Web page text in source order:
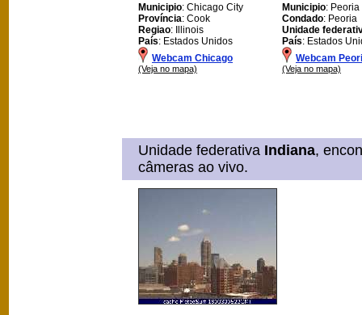
Municipio: Chicago City
Província: Cook
Regiao: Illinois
País: Estados Unidos
Webcam Chicago
(Veja no mapa)
Municipio: Peoria
Condado: Peoria
Unidade
País: Estados
Webcam
(Veja no mapa)
Unidade federativa Indiana,
câmeras ao vivo.